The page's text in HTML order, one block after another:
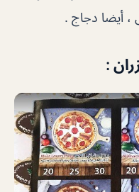
، أيضا دجاج .
: